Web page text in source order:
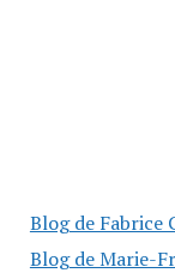
Blog de Fabrice
Blog de Marie-